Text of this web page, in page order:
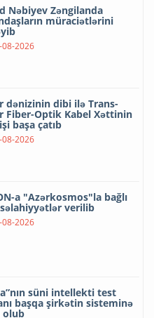
Nəbiyev Zəngilanda
müraciətlərini
08-2026
dənizinin dibi ilə Trans-
Fiber-Optik Kabel Xəttinin
başa çatıb
08-2026
a "Azərkosmos"la bağlı
verilib
08-2026
süni intellekti test
başqa şirkətin sisteminə
olub